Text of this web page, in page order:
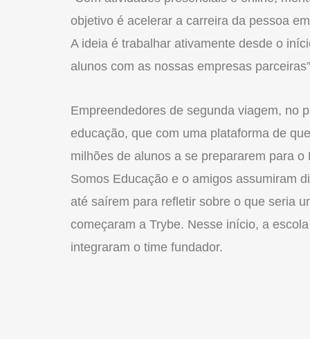
objetivo é acelerar a carreira da pessoa
A ideia é trabalhar ativamente desde o
alunos com as nossas empresas
Empreendedores de segunda viagem, no
educação, que com uma plataforma de
milhões de alunos a se prepararem para
Somos Educação e o amigos assumiram
até saírem para refletir sobre o que seria
começaram a Trybe. Nesse início, a
integraram o time fundador.